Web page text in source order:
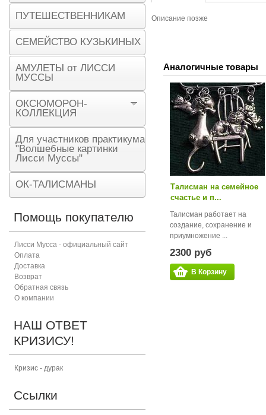
Описание позже
Аналогичные товары
Талисман на семейное
счастье и п...
Талисман работает на
создание, сохранение и
приумножение ...
2300 руб
В Корзину
ПУТЕШЕСТВЕННИКАМ
СЕМЕЙСТВО КУЗЬКИНЫХ
АМУЛЕТЫ от ЛИССИ
МУССЫ
ОКСЮМОРОН-
КОЛЛЕКЦИЯ
Для участников практикума
"Волшебные картинки
Лисси Муссы"
ОК-ТАЛИСМАНЫ
Помощь покупателю
Лисси Мусса - официальный сайт
Оплата
Доставка
Возврат
Обратная связь
О компании
НАШ ОТВЕТ
КРИЗИСУ!
Кризис - дурак
Ссылки